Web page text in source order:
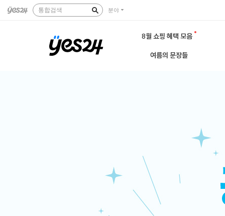
통합검색 분야
8월 쇼핑 혜택 모음
여름의 문장들